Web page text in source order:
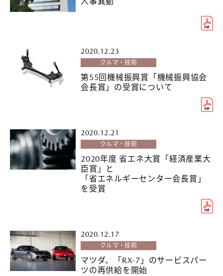
2020.12.23
クルマ・技術
第55回機械振興賞「機械振興協会
会長賞」の受賞について
2020.12.21
クルマ・技術
2020年度 省エネ大賞「経済産業大
臣賞」と
「省エネルギーセンター会長賞」
を受賞
2020.12.17
クルマ・技術
マツダ、「RX-7」のサービスパー
ツの再供給を開始